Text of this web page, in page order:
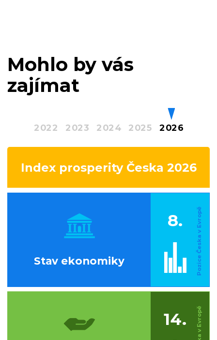
Mohlo by vás
zajímat
2022 2023 2024 2025 2026
Index prosperity Česka 2026
Stav ekonomiky
8.
14.